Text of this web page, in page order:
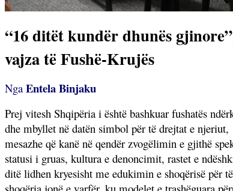
“16 ditët kundër dhunës
vajza të Fushë-Krujës
Nga Entela Binjaku
Prej vitesh Shqipëria i është bashkuar fushatës
dhe mbyllet në datën simbol për të drejtat e
mesazhe që kanë në qendër zvogëlimin e gjithë
statusi i gruas, kultura e denoncimit, rastet e
ditë lidhen kryesisht me edukimin e shoqërisë për